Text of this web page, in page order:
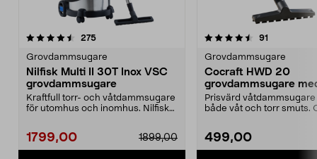
275recensioner
Grovdammsugare
Nilfisk Multi II 30T Inox VSC
grovdammsugare
Kraftfull torr- och våtdammsugare
för utomhus och inomhus. Nilfisk
1799,00 1899,00
4.5 av 5 stjärnor 91
Grovdammsugare
Cocraft HWD 20
grovdammsugare
utan påse
Prisvärd
både våt och torr smuts.
499,00
4.0 av 5 stjärnor